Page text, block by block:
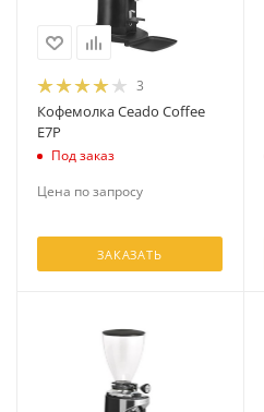
3
Кофемолка Ceado Coffee
E7P
Под заказ
Цена по запросу
ЗАКАЗАТЬ